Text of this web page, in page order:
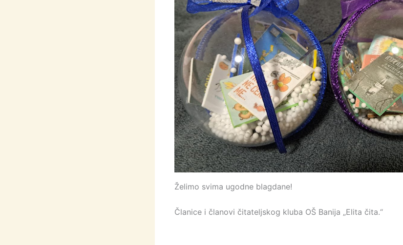
Želimo svima ugodne blagdane!
Članice i članovi čitateljskog kluba OŠ Banija „Elita čita.“